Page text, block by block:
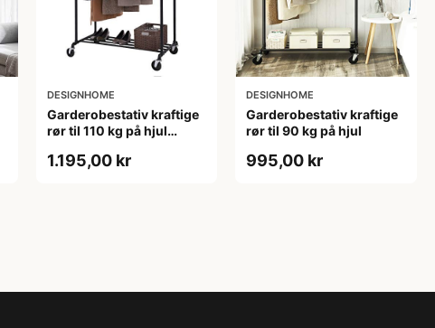
DESIGNHOME
Garderobestativ kraftige
rør til 110 kg på hjul
1.195,00 kr
DESIGNHOME
Garderobestativ kraftige
rør til 90 kg på hjul
995,00 kr